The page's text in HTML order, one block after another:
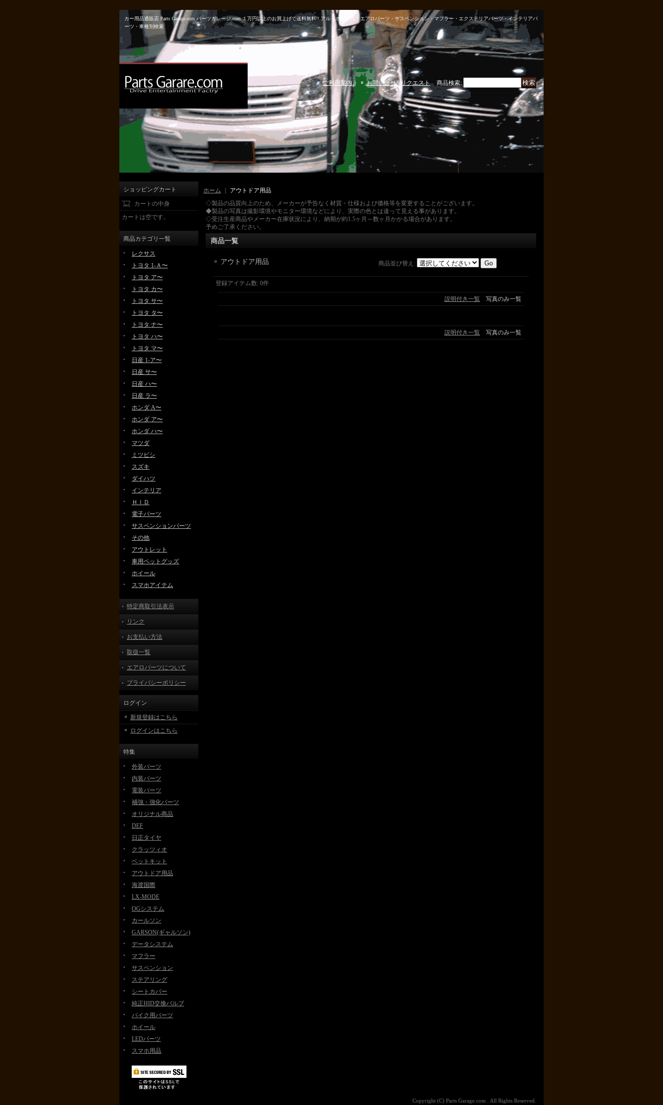
カー用品通販店 Parts Garage.com パーツガレージ.com １万円以上のお買上げで送料無料!! アルミホイール・エアロパーツ・サスペンション・マフラー・エクステリアパーツ・インテリアパ
ーツ・車種別検索
ご利用案内｜ お問い合せ&リクエスト 商品検索:
ショッピングカート
カートの中身
カートは空です。
商品カテゴリ一覧
レクサス
トヨタ 1-Ａ〜
トヨタ ア〜
トヨタ カ〜
トヨタ サ〜
トヨタ タ〜
トヨタ ナ〜
トヨタ ハ〜
トヨタ マ〜
日産 1-ア〜
日産 サ〜
日産 ハ〜
日産 ラ〜
ホンダ A〜
ホンダ ア〜
ホンダ ハ〜
マツダ
ミツビシ
スズキ
ダイハツ
インテリア
ＨＩＤ
電子パーツ
サスペンションパーツ
その他
アウトレット
車用ペットグッズ
ホイール
スマホアイテム
特定商取引法表示
リンク
お支払い方法
取扱一覧
エアロパーツについて
プライバシーポリシー
ログイン
新規登録はこちら
ログインはこちら
特集
外装パーツ
内装パーツ
電装パーツ
補強・強化パーツ
オリジナル商品
DEF
日正タイヤ
クラッツィオ
ベットキット
アウトドア用品
海渡国際
LX-MODE
OGシステム
カールソン
GARSON(ギャルソン)
データシステム
マフラー
サスペンション
ステアリング
シートカバー
純正HID交換バルブ
バイク用パーツ
ホイール
LEDパーツ
スマホ用品
ホーム
アウトドア用品
◇製品の品質向上のため、メーカーが予告なく材質・仕様および価格等を変更することがございます。
◆製品の写真は撮影環境やモニター環境などにより、実際の色とは違って見える事があります。
◇受注生産商品やメーカー在庫状況により、納期が約1.5ヶ月～数ヶ月かかる場合があります。
予めご了承ください。
商品一覧
アウトドア用品 商品並び替え :
登録アイテム数: 0件
説明付き一覧 写真のみ一覧
説明付き一覧 写真のみ一覧
Copyright (C) Parts Garage.com . All Rights Reserved.